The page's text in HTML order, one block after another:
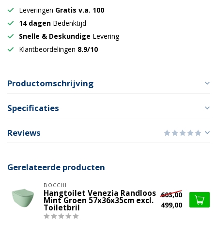
Leveringen Gratis v.a. 100
14 dagen Bedenktijd
Snelle & Deskundige Levering
Klantbeordelingen 8.9/10
Productomschrijving
Specificaties
Reviews
Gerelateerde producten
BOCCHI
Hangtoilet Venezia Randloos
Mint Groen 57x36x35cm excl.
Toiletbril
603,00
499,00